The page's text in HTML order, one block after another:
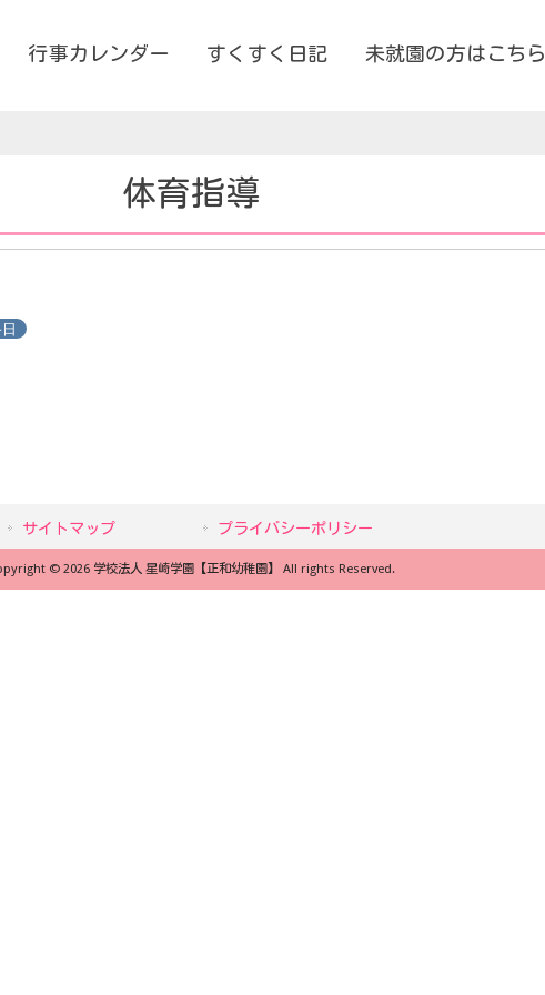
行事カレンダー すくすく日記 未就園の方はこちら
体育指導
サイトマップ プライバシーポリシー
© 2026 学校法人 星崎学園【正和幼稚園】 All rights Reserved.